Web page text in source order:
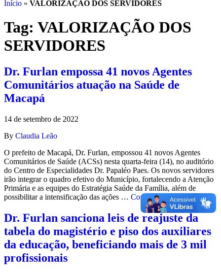
Início » VALORIZAÇÃO DOS SERVIDORES
Tag: VALORIZAÇÃO DOS
SERVIDORES
Dr. Furlan empossa 41 novos Agentes
Comunitários atuação na Saúde de
Macapá
14 de setembro de 2022
By Claudia Leão
O prefeito de Macapá, Dr. Furlan, empossou 41 novos Agentes
Comunitários de Saúde (ACSs) nesta quarta-feira (14), no auditório
do Centro de Especialidades Dr. Papaléo Paes. Os novos servidores
irão integrar o quadro efetivo do Município, fortalecendo a Atenção
Primária e as equipes do Estratégia Saúde da Família, além de
possibilitar a intensificação das ações … Continued
Dr. Furlan sanciona leis de reajuste da
tabela do magistério e piso dos auxiliares
da educação, beneficiando mais de 3 mil
profissionais